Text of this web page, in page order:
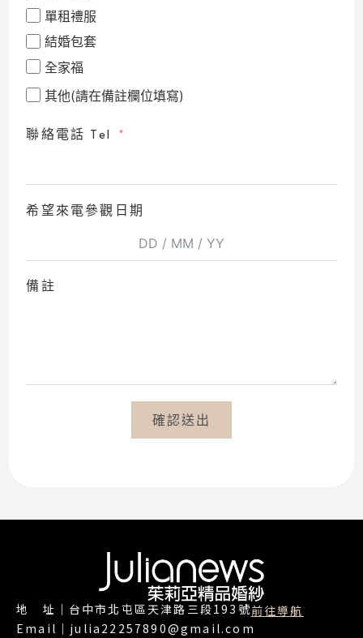
單租禮服
結婚包套
全家福
其他(請在備註欄位填寫)
聯絡電話 Tel
希望來電參觀日期
備註
確認送出
地 址｜台中市北屯區天津路三段193號前往導航
Email｜julia22257890@gmail.com